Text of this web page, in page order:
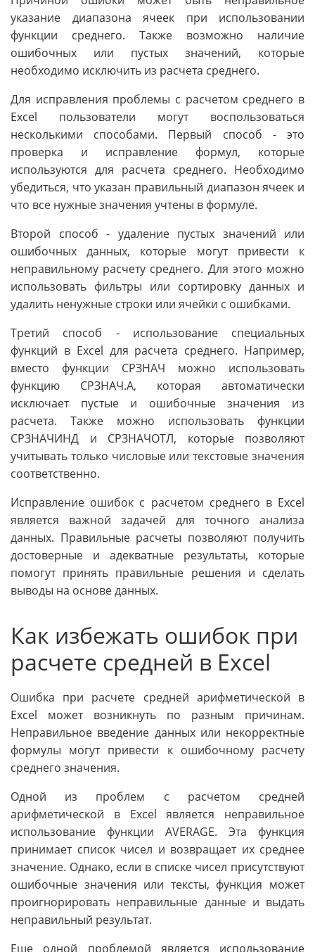
указание диапазона ячеек при использовании
функции среднего. Также возможно наличие
ошибочных или пустых значений, которые
необходимо исключить из расчета среднего.
Для исправления проблемы с расчетом среднего в
Excel пользователи могут воспользоваться
несколькими способами. Первый способ - это
проверка и исправление формул, которые
используются для расчета среднего. Необходимо
убедиться, что указан правильный диапазон ячеек и
что все нужные значения учтены в формуле.
Второй способ - удаление пустых значений или
ошибочных данных, которые могут привести к
неправильному расчету среднего. Для этого можно
использовать фильтры или сортировку данных и
удалить ненужные строки или ячейки с ошибками.
Третий способ - использование специальных
функций в Excel для расчета среднего. Например,
вместо функции СРЗНАЧ можно использовать
функцию СРЗНАЧ.A, которая автоматически
исключает пустые и ошибочные значения из
расчета. Также можно использовать функции
СРЗНАЧИНД и СРЗНАЧОТЛ, которые позволяют
учитывать только числовые или текстовые значения
соответственно.
Исправление ошибок с расчетом среднего в Excel
является важной задачей для точного анализа
данных. Правильные расчеты позволяют получить
достоверные и адекватные результаты, которые
помогут принять правильные решения и сделать
выводы на основе данных.
Как избежать ошибок при
расчете средней в Excel
Ошибка при расчете средней арифметической в
Excel может возникнуть по разным причинам.
Неправильное введение данных или некорректные
формулы могут привести к ошибочному расчету
среднего значения.
Одной из проблем с расчетом средней
арифметической в Excel является неправильное
использование функции AVERAGE. Эта функция
принимает список чисел и возвращает их среднее
значение. Однако, если в списке чисел присутствуют
ошибочные значения или тексты, функция может
проигнорировать неправильные данные и выдать
неправильный результат.
Еще одной проблемой является использование